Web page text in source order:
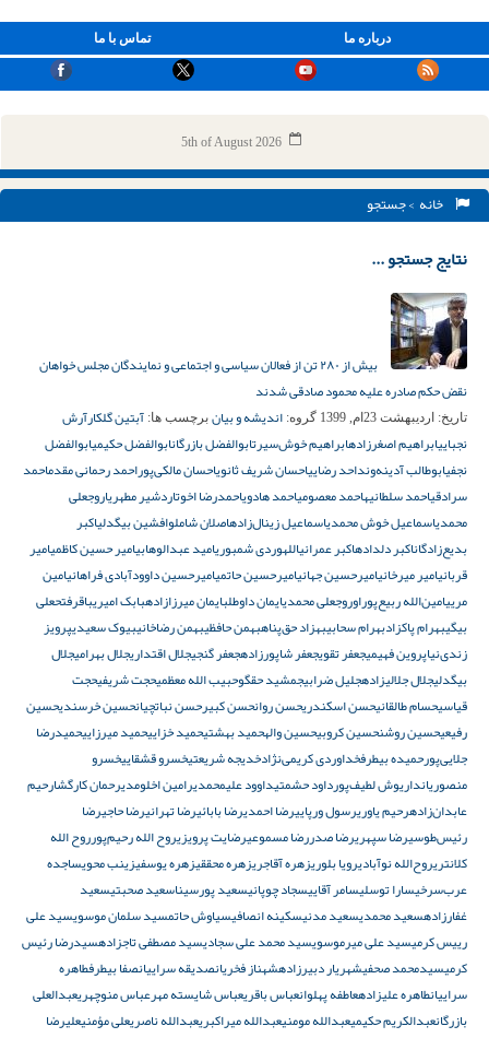
تماس با ما درباره ما
5th of August 2026
خانه > جستجو
نتایج جستجو ...
بیش از ۲۸۰ تن از فعالان سیاسی و اجتماعی و نمایندگان مجلس خواهان
نقض حکم صادره علیه محمود صادقی شدند
تاریخ: اردیبهشت 23ام, 1399 گروه: اندیشه و بیان برچسب ها: آبتین گلکارآرش
نجباییابراهیم اصغرزادهابراهیم خوش‌سیرتابوالفضل بازرگانابوالفضل حکیمیابوالفضل
نجفیابوطالب آدینه‌ونداحد رضاییاحسان شریف ثانویاحسان مالکی‌پوراحمد رحمانی مقدماحمد
سرادقیاحمد سلطانیهاحمد معصومیاحمد هادویاحمدرضا اخوتاردشیر مطهریاروجعلی
محمدیاسماعیل خوش محمدیاسماعیل زینال‌زادهاصلان شاملوافشین بیگدلیاکبر
بدیع‌زادگاناکبر دلدادهاکبر عمرانیاللهوردی شمبوریامید عبدالوهابیامیر حسین کاظمیامیر
قربانیامیر میرخانیامیرحسین جهانیامیرحسین حاتمیامیرحسین داوودآبادی فراهانیامین
مرییامین‌الله ربیع‌پوراوروجعلی محمدیایمان داوطلبایمان میرزازادهبابک امیریباقرفتحعلی
بیگیبهرام پاکزادبهرام سحابیبهزاد حق‌پناهبهمن حافظیبهمن رضاخانیبیوک سعیدیپرویز
زندی‌نیاپروین فهیمیجعفر تقویجعفر شاپورزادهجعفر گنجیجلال اقتداریجلال بهرامیجلال
بیگدلیجلال جلالی‎زاده جلیل ضرابیجمشید حقگوحبیب الله معظمیحجت شریفیحجت
قیاسیحسام طالقانیحسن اسکندریحسن روانحسن کبیرحسن نباتچیانحسین خرسندیحسین
رفیعیحسین روشنحسین کروبیحسین والهحمید بهشتیحمید خزاییحمید میرزاییحمیدرضا
جلایی‌پورحمیده بیطرفخداوردی کریمی‌نژادخدیجه شریعتیخسرو قشقاییخسرو
منصوریانداریوش لطیف‌پورداود حشمتیداوود علیمحمدیرامین اخلومدیرحمان کارگشارحیم
عابدان‌زادهرحیم یاوریرسول ورپاییرضا احمدیرضا بابائیرضا تهرانیرضا حاجیرضا
رئیس‌طوسیرضا سپهریرضا صدررضا مسموعیرضایت پرویزیروح الله رحیم‌پورروح الله
کلانتریروح‌الله نوآبادیرویا بلوریزهره آقاجریزهره محققیزهره یوسفیزینب محویساجده
عرب‌سرخیسارا توسلیسامر آقاییسجاد چوپانیسعید پورسیناسعید صحبتیسعید
غفارزادهسعید محمدیسعید مدنیسکینه انصافیسیاوش حاتمسید سلمان موسویسید علی
رییس کرمیسید علی میرموسویسید محمد علی سجادیسید مصطفی تاجزادهسیدرضا رئیس
کرمیسیدمحمد صحفیشهریار دبیرزادهشهناز فخریانصدیقه سراییانصفا بیطرفطاهره
سراییانطاهره علیزادهعاطفه پهلوانعباس باقریعباس شایسته مهرعباس منوچهریعبدالعلی
بازرگانعبدالکریم حکیمیعبدالله مومنیعبدالله میراکبریعبدالله ناصریعلى مؤمنىعليرضا